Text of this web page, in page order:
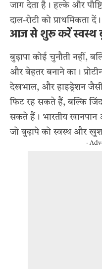
जाग देता है। हल्के और
दाल-रोटी को प्राथमिकता दें।
आज से शुरू करें स्वस्थ
बुढ़ापा कोई चुनौती नहीं,
और बेहतर बनाने का।
देखभाल, और हाइड्रेशन
फिट रह सकते हैं, बल्कि
सकते हैं। भारतीय
जो बुढ़ापे को स्वस्थ और
-